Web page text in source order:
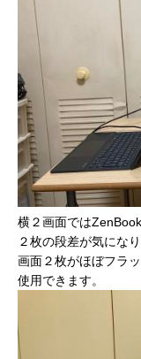
横２画面では
２枚の段差が気になり
画面２枚がほぼフラ
使用できます。